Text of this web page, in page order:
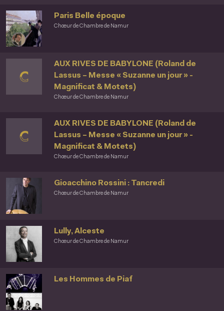
Chœur de Chambre de Namur
Paris Belle époque
Chœur de Chambre de Namur
AUX RIVES DE BABYLONE (Roland de
Lassus – Messe « Suzanne un jour » -
Magnificat & Motets)
Chœur de Chambre de Namur
AUX RIVES DE BABYLONE (Roland de
Lassus – Messe « Suzanne un jour » -
Magnificat & Motets)
Chœur de Chambre de Namur
Gioacchino Rossini : Tancredi
Chœur de Chambre de Namur
Lully, Alceste
Les Hommes de Piaf